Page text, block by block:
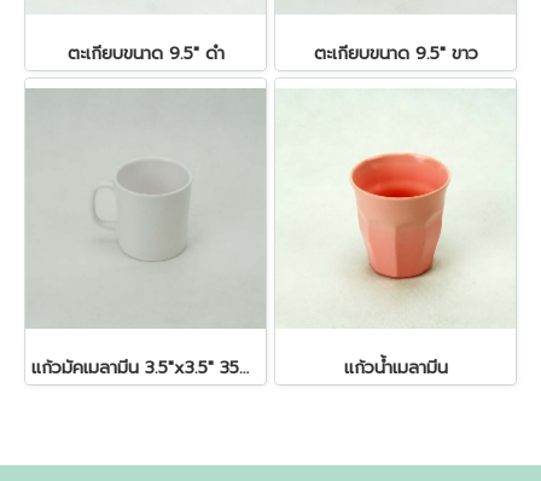
ตะเกียบขนาด 9.5" ดำ ตะเกียบขนาด 9.5" ขาว
แก้วมัคเมลามีน 3.5"x3.5" 350 ซีซี แก้วน้ำเมลามีน